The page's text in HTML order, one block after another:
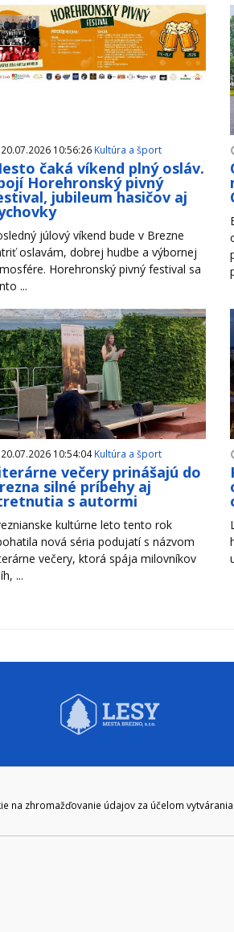
na zhromažďovanie údajov za účelom
10:56:26 Kultúra a šport
čaká víkend plný osláv.
Horehronský pivný
jubileum hasičov aj
júlový víkend bude v Brezne
oslavám, dobrej hudbe a výbornej
Horehronský pivný festival sa
...
10:54:04Kultúra a šport
večery prinášajú do
silné príbehy aj
s autormi
kultúrne leto tento rok
nová séria podujatí s názvom
večery, ktorá spája milovníkov
...
HODINY:
Pre zobrazenie kliknite tu:
Námestie gen. M. R. Štefánika 1, Brezno 977 01